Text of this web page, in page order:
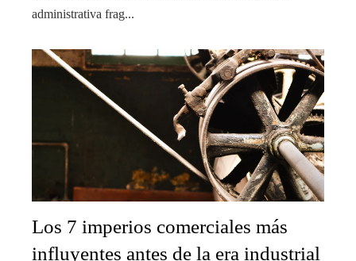
administrativa frag...
Los 7 imperios comerciales más
influyentes antes de la era industrial